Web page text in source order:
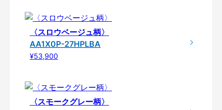
〈スロウベージュ柄〉
AA1X0P-27HPLBA
¥53,900
〈スモークグレー柄〉